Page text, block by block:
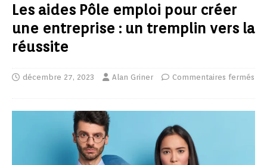
Les aides Pôle emploi pour créer
une entreprise : un tremplin vers la
réussite
décembre 27, 2023 Alan Griner Commentaires fermés